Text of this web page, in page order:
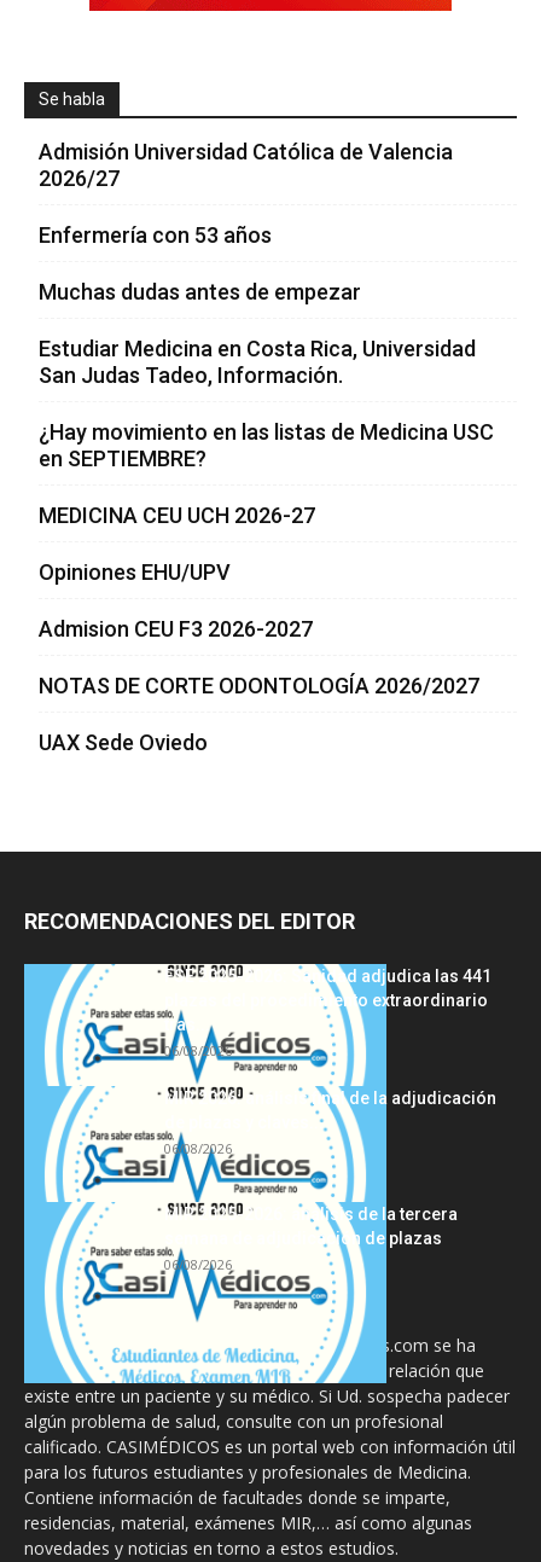
Se habla
Admisión Universidad Católica de Valencia
2026/27
Enfermería con 53 años
Muchas dudas antes de empezar
Estudiar Medicina en Costa Rica, Universidad
San Judas Tadeo, Información.
¿Hay movimiento en las listas de Medicina USC
en SEPTIEMBRE?
MEDICINA CEU UCH 2026-27
Opiniones EHU/UPV
Admision CEU F3 2026-2027
NOTAS DE CORTE ODONTOLOGÍA 2026/2027
UAX Sede Oviedo
RECOMENDACIONES DEL EDITOR
FSE 2025-2026: Sanidad adjudica las 441
plazas del procedimiento extraordinario
tras...
06/08/2026
MIR 2026: análisis final de la adjudicación
de plazas y claves...
06/08/2026
MIR 2025-2026: análisis de la tercera
semana de adjudicación de plazas
06/08/2026
La información proporcionada en CasiMedicos.com se ha
diseñado para complementar, no substituir, la relación que
existe entre un paciente y su médico. Si Ud. sospecha padecer
algún problema de salud, consulte con un profesional
calificado. CASIMÉDICOS es un portal web con información útil
para los futuros estudiantes y profesionales de Medicina.
Contiene información de facultades donde se imparte,
residencias, material, exámenes MIR,… así como algunas
novedades y noticias en torno a estos estudios.